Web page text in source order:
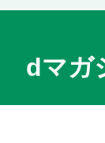
dマガ